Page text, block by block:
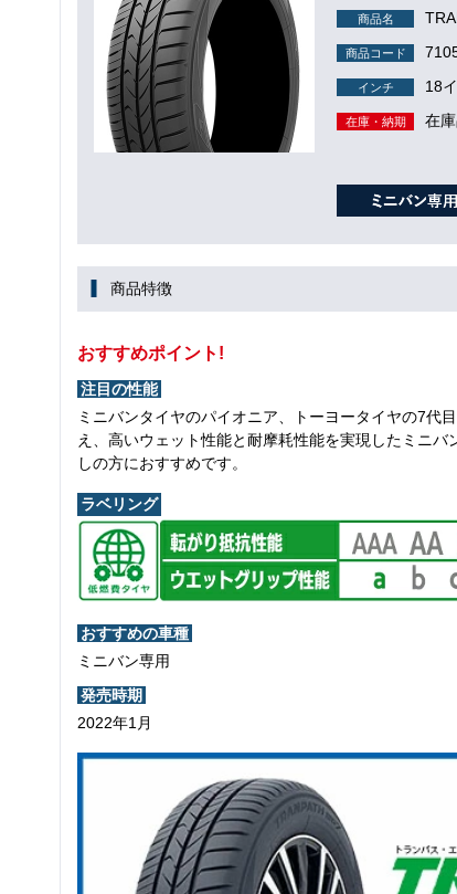
商品名
商品コード
インチ 18
在庫・納期 在
商品特徴
おすすめポイント!
注目の性能
ミニバンタイヤのパイオニア、トーヨータイヤの7代
え、高いウェット性能と耐摩耗性能を実現したミニ
しの方におすすめです。
ラベリング
おすすめの車種
ミニバン専用
発売時期
2022年1月